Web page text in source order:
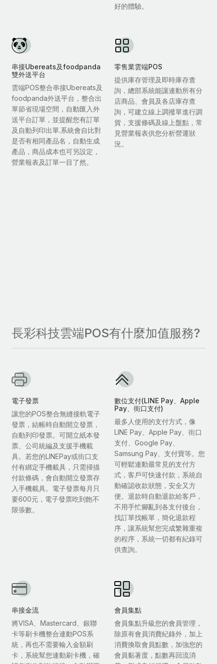
好的體驗。
串接Ubereats及foodpanda
雙外送平台
雲端POS整合串接Ubereats及
foodpanda外送平台，整合出
單節省現場空間，自動匯入外
送平台訂單，並提醒您有訂單
及自動列印出單.系統會自比對
是否有相同產品名，自動生成
產品，商品成本也可另設定，
營業報表及訂單一目了然。
零售業雲端POS
提供庫存管理及即時庫存查
詢，總部系統能讓連動所有分
店商品、會員及各店庫存查
詢，可建立線上調撥單進行調
貨，支援條碼及線上盤點，常
見營業報表供您分析營運狀
況。
長彩科技雲端POS有什麼加值服務?
電子發票
讓您的POS整合無縫接軌電子
發票，結帳時自動開立發票，
自動列印發票。可開立紙本發
票、公司統編及支援手機載
具。若您的LINEPay或街口支
付有綁定手機載具，只需掃描
付款條碼，會自動開立發票存
入手機載具。電子發票每月只
要600元，電子發票吃到飽不
限張數。
數位支付(LINE Pay、Apple
Pay、街口支付)
最多人使用的支付方式，像
LINE Pay、Apple Pay、街口
支付、Google Pay、
Samsung Pay、支付寶等。您
可輕鬆連動最常見的支付方
式，客戶可快速付款，系統自
動確認收款狀態，安全又方
便。退款時自動退款給客戶，
不用手忙腳亂到各支付後台，
找訂單找帳單，簡化退款程
序，讓系統幫您完成繁雜重複
的程序，系統一切都有紀錄可
供查詢。
串接金流
將VISA、Mastercard、銀聯
卡等刷卡機整合連動POS系
統，再也不需要輸入金額刷
卡，系統幫您連動刷卡機，確
會員集點
會員集點升級您的會員管理，
除原有會員消費紀錄外，加上
消費換取會員點數，加強您的
會員黏著度，點數再回流消